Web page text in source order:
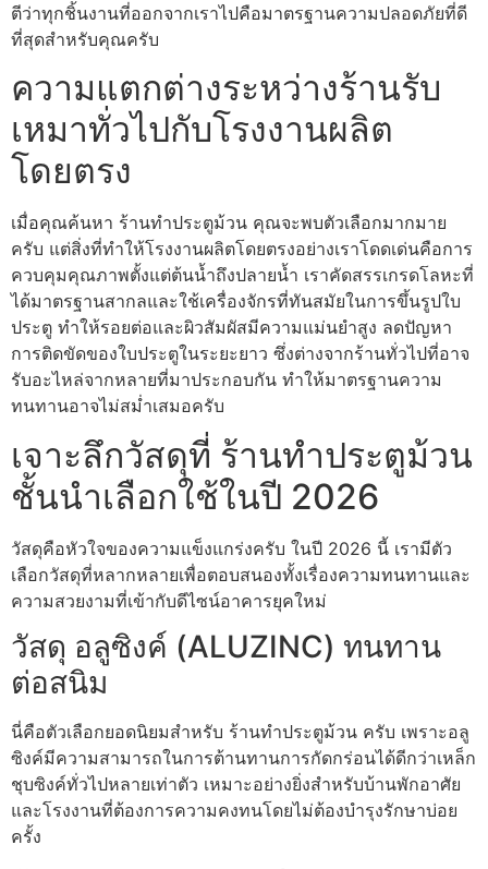
ตีว่าทุกชิ้นงานที่ออกจากเราไปคือมาตรฐานความปลอดภัยที่ดี
ที่สุดสำหรับคุณครับ
ความแตกต่างระหว่างร้านรับ
เหมาทั่วไปกับโรงงานผลิต
โดยตรง
เมื่อคุณค้นหา ร้านทําประตูม้วน คุณจะพบตัวเลือกมากมาย
ครับ แต่สิ่งที่ทำให้โรงงานผลิตโดยตรงอย่างเราโดดเด่นคือการ
ควบคุมคุณภาพตั้งแต่ต้นน้ำถึงปลายน้ำ เราคัดสรรเกรดโลหะที่
ได้มาตรฐานสากลและใช้เครื่องจักรที่ทันสมัยในการขึ้นรูปใบ
ประตู ทำให้รอยต่อและผิวสัมผัสมีความแม่นยำสูง ลดปัญหา
การติดขัดของใบประตูในระยะยาว ซึ่งต่างจากร้านทั่วไปที่อาจ
รับอะไหล่จากหลายที่มาประกอบกัน ทำให้มาตรฐานความ
ทนทานอาจไม่สม่ำเสมอครับ
เจาะลึกวัสดุที่ ร้านทําประตูม้วน
ชั้นนำเลือกใช้ในปี 2026
วัสดุคือหัวใจของความแข็งแกร่งครับ ในปี 2026 นี้ เรามีตัว
เลือกวัสดุที่หลากหลายเพื่อตอบสนองทั้งเรื่องความทนทานและ
ความสวยงามที่เข้ากับดีไซน์อาคารยุคใหม่
วัสดุ อลูซิงค์ (ALUZINC) ทนทาน
ต่อสนิม
นี่คือตัวเลือกยอดนิยมสำหรับ ร้านทําประตูม้วน ครับ เพราะอลู
ซิงค์มีความสามารถในการต้านทานการกัดกร่อนได้ดีกว่าเหล็ก
ชุบซิงค์ทั่วไปหลายเท่าตัว เหมาะอย่างยิ่งสำหรับบ้านพักอาศัย
และโรงงานที่ต้องการความคงทนโดยไม่ต้องบำรุงรักษาบ่อย
ครั้ง